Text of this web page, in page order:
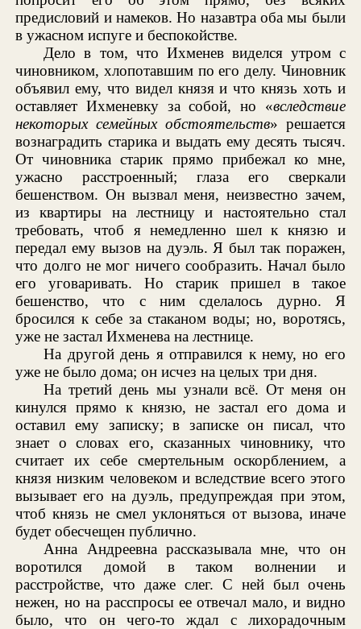
предисловий и намеков. Но назавтра оба мы были
в ужасном испуге и беспокойстве.
Дело в том, что Ихменев виделся утром с
чиновником, хлопотавшим по его делу. Чиновник
объявил ему, что видел князя и что князь хоть и
оставляет Ихменевку за собой, но «вследствие
некоторых семейных обстоятельств» решается
вознаградить старика и выдать ему десять тысяч.
От чиновника старик прямо прибежал ко мне,
ужасно расстроенный; глаза его сверкали
бешенством. Он вызвал меня, неизвестно зачем,
из квартиры на лестницу и настоятельно стал
требовать, чтоб я немедленно шел к князю и
передал ему вызов на дуэль. Я был так поражен,
что долго не мог ничего сообразить. Начал было
его уговаривать. Но старик пришел в такое
бешенство, что с ним сделалось дурно. Я
бросился к себе за стаканом воды; но, воротясь,
уже не застал Ихменева на лестнице.
На другой день я отправился к нему, но его
уже не было дома; он исчез на целых три дня.
На третий день мы узнали всё. От меня он
кинулся прямо к князю, не застал его дома и
оставил ему записку; в записке он писал, что
знает о словах его, сказанных чиновнику, что
считает их себе смертельным оскорблением, а
князя низким человеком и вследствие всего этого
вызывает его на дуэль, предупреждая при этом,
чтоб князь не смел уклоняться от вызова, иначе
будет обесчещен публично.
Анна Андреевна рассказывала мне, что он
воротился домой в таком волнении и
расстройстве, что даже слег. С ней был очень
нежен, но на расспросы ее отвечал мало, и видно
было, что он чего-то ждал с лихорадочным